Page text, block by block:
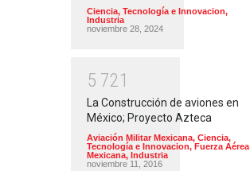
Ciencia, Tecnología e Innovacion,
Industria
noviembre 28, 2024
5 721
La Construcción de aviones en
México; Proyecto Azteca
Aviación Militar Mexicana, Ciencia,
Tecnología e Innovacion, Fuerza Aérea
Mexicana, Industria
noviembre 11, 2016